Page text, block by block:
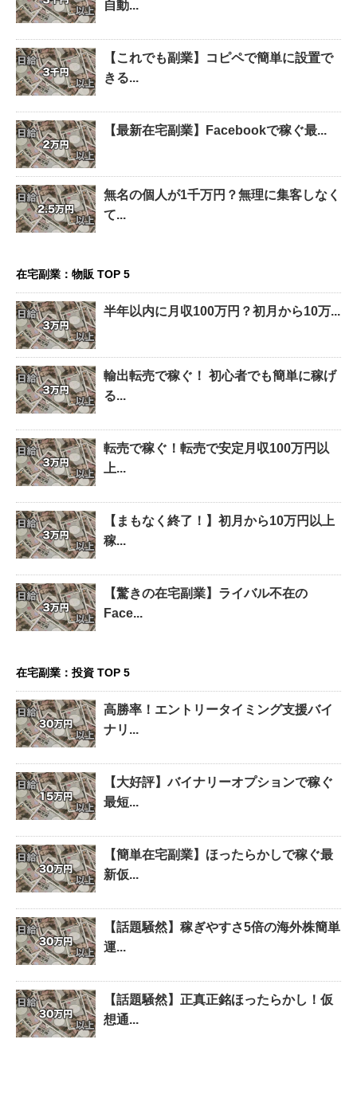
自動...
【これでも副業】コピペで簡単に設置で
きる...
【最新在宅副業】Facebookで稼ぐ最...
無名の個人が1千万円？無理に集客しなく
て...
在宅副業：物販 TOP 5
半年以内に月収100万円？初月から10万...
輸出転売で稼ぐ！ 初心者でも簡単に稼げ
る...
転売で稼ぐ！転売で安定月収100万円以
上...
【まもなく終了！】初月から10万円以上
稼...
【驚きの在宅副業】ライバル不在の
Face...
在宅副業：投資 TOP 5
高勝率！エントリータイミング支援バイ
ナリ...
【大好評】バイナリーオプションで稼ぐ
最短...
【簡単在宅副業】ほったらかしで稼ぐ最
新仮...
【話題騒然】稼ぎやすさ5倍の海外株簡単
運...
【話題騒然】正真正銘ほったらかし！仮
想通...